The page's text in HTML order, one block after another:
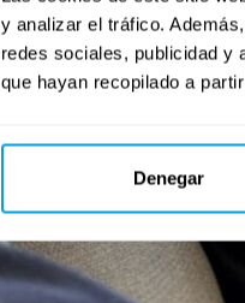
y analizar el tráfico.
redes sociales, publicidad y
que hayan recopilado a
Denegar